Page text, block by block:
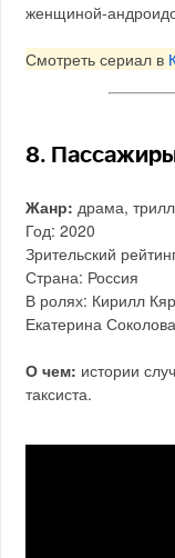
женщиной-
Смотреть сериал в
8.
Жанр: драма,
Год: 2020
Зрительский
Страна: Россия
В ролях: Кирилл
Екатерина
О чем: истории
таксиста.